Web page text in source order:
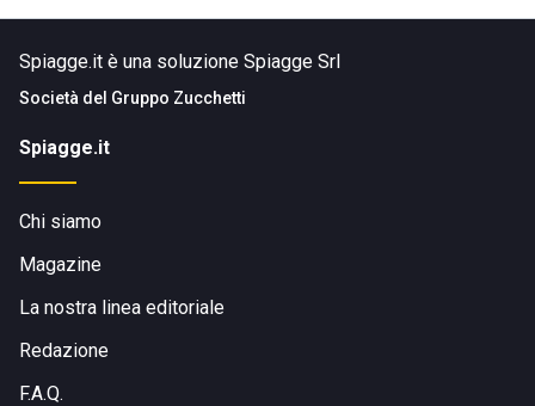
Spiagge.it è una soluzione Spiagge Srl
Società del Gruppo Zucchetti
Spiagge.it
Chi siamo
Magazine
La nostra linea editoriale
Redazione
F.A.Q.